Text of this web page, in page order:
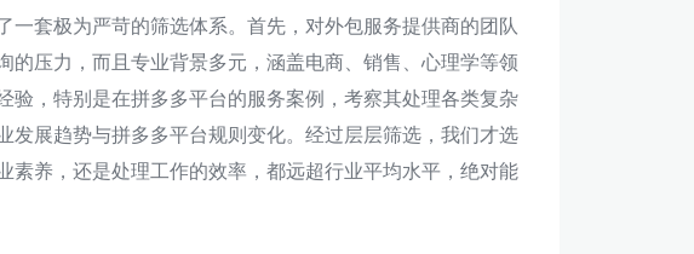
套极为严苛的筛选体系。首先，对外包服务提供商的团队
压力，而且专业背景多元，涵盖电商、销售、心理学等领
，特别是在拼多多平台的服务案例，考察其处理各类复杂
展趋势与拼多多平台规则变化。经过层层筛选，我们才选
养，还是处理工作的效率，都远超行业平均水平，绝对能